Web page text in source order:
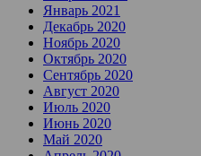
Январь 2021
Декабрь 2020
Ноябрь 2020
Октябрь 2020
Сентябрь 2020
Август 2020
Июль 2020
Июнь 2020
Май 2020